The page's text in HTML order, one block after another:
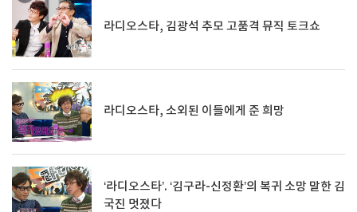
라디오스타, 김광석 추모 고품격 뮤직 토크쇼
라디오스타, 소외된 이들에게 준 희망
‘라디오스타’. ‘김구라-신정환’의 복귀 소망 말한 김
국진 멋졌다